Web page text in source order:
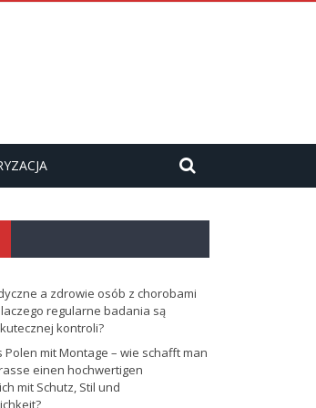
a zdrowie osób z chorobami
regularne badania są
kontroli?
Polen mit Montage – wie schafft man
einen hochwertigen
mit Schutz, Stil und